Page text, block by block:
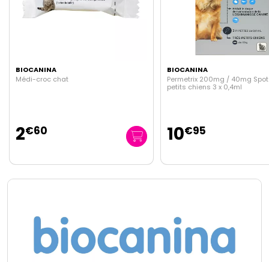
BIOCANINA
Permetrix 200mg / 40mg Spot on très
10€95
BIOCANINA
Deltaplus collier 48cm
0,77g petit et moyen chien
17€95